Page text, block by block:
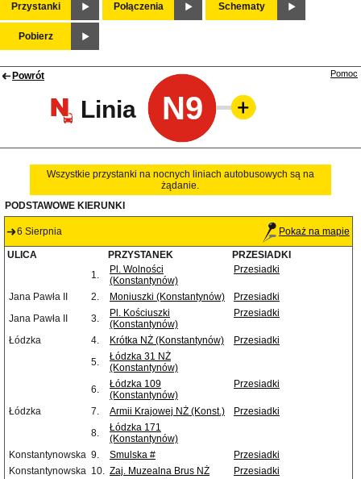
Przystanki Połączenia Schematy
Pobierz
Powrót
Linia N9
Pomoc
Wszystkie przystanki na nocnych liniach autobusowych są na
żądanie.
PODSTAWOWE KIERUNKI
6 Sierpnia Pokaż na mapie
ULICA PRZYSTANEK
PRZESIADKI
1.
Pl. Wolności
(Konstantynów)
Przesiadki
Jana Pawła II 2. Moniuszki (Konstantynów)
Przesiadki
Jana Pawła II
3.
Pl. Kościuszki
(Konstantynów)
Przesiadki
Łódzka 4. Krótka NŻ (Konstantynów)
Przesiadki
5.
Łódzka 31 NŻ
(Konstantynów)
6.
Łódzka 109
(Konstantynów)
Przesiadki
Łódzka 7. Armii Krajowej NŻ (Konst.)
Przesiadki
8.
Łódzka 171
(Konstantynów)
Konstantynowska 9. Smulska #
Przesiadki
Konstantynowska 10. Zaj. Muzealna Brus NŻ
Przesiadki